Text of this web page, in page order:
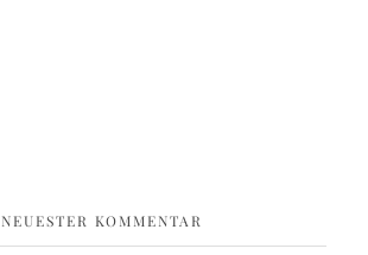
NEUESTER KOMMENTAR